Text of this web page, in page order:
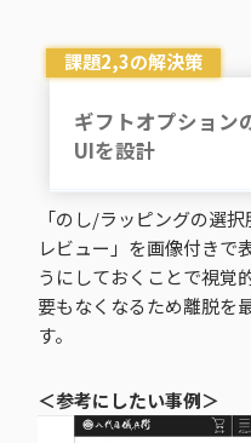
課題2,3の解決策
ギフトオプション
UIを設計
「のし/ラッピングの選
レビュー」を画像付きで
うにしておくことで視覚
要もなくなるため離脱を
す。
＜参考にしたい事例＞